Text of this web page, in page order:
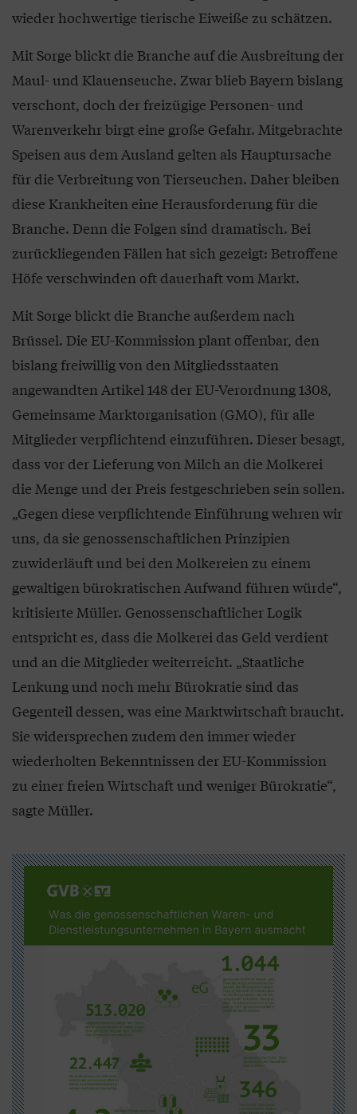
wieder hochwertige tierische Eiweiße zu schätzen.
Mit Sorge blickt die Branche auf die Ausbreitung der
Maul- und Klauenseuche. Zwar blieb Bayern bislang
verschont, doch der freizügige Personen- und
Warenverkehr birgt eine große Gefahr. Mitgebrachte
Speisen aus dem Ausland gelten als Hauptursache
für die Verbreitung von Tierseuchen. Daher bleiben
diese Krankheiten eine Herausforderung für die
Branche. Denn die Folgen sind dramatisch. Bei
zurückliegenden Fällen hat sich gezeigt: Betroffene
Höfe verschwinden oft dauerhaft vom Markt.
Mit Sorge blickt die Branche außerdem nach
Brüssel. Die EU-Kommission plant offenbar, den
bislang freiwillig von den Mitgliedsstaaten
angewandten Artikel 148 der EU-Verordnung 1308,
Gemeinsame Marktorganisation (GMO), für alle
Mitglieder verpflichtend einzuführen. Dieser besagt,
dass vor der Lieferung von Milch an die Molkerei
die Menge und der Preis festgeschrieben sein sollen.
„Gegen diese verpflichtende Einführung wehren wir
uns, da sie genossenschaftlichen Prinzipien
zuwiderläuft und bei den Molkereien zu einem
gewaltigen bürokratischen Aufwand führen würde“,
kritisierte Müller. Genossenschaftlicher Logik
entspricht es, dass die Molkerei das Geld verdient
und an die Mitglieder weiterreicht. „Staatliche
Lenkung und noch mehr Bürokratie sind das
Gegenteil dessen, was eine Marktwirtschaft braucht.
Sie widersprechen zudem den immer wieder
wiederholten Bekenntnissen der EU-Kommission
zu einer freien Wirtschaft und weniger Bürokratie“,
sagte Müller.